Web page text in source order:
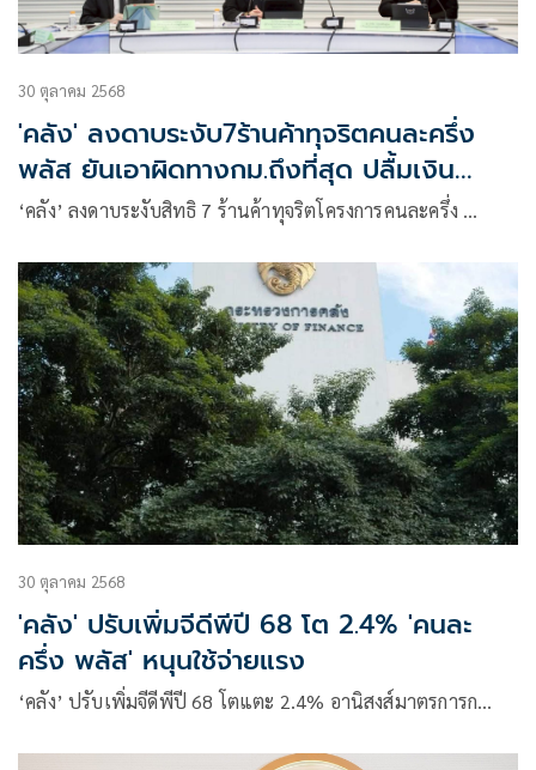
30 ตุลาคม 2568
'คลัง' ลงดาบระงับ7ร้านค้าทุจริตคนละครึ่ง
พลัส ยันเอาผิดทางกม.ถึงที่สุด ปลื้มเงิน
สะพัด2.2พันล.
‘คลัง’ ลงดาบระงับสิทธิ 7 ร้านค้าทุจริตโครงการคนละครึ่ง …
30 ตุลาคม 2568
'คลัง' ปรับเพิ่มจีดีพีปี 68 โต 2.4% 'คนละ
ครึ่ง พลัส' หนุนใช้จ่ายแรง
‘คลัง’ ปรับเพิ่มจีดีพีปี 68 โตแตะ 2.4% อานิสงส์มาตรการก…